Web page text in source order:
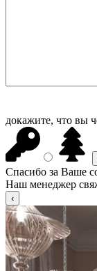
докажите, что вы
Спасибо за Ваше
Наш менеджер